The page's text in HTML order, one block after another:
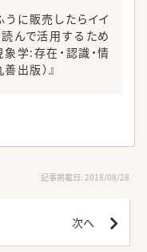
に販売したらイイ
読んで活用するため
象学:存在・認識・情
出版）』
記事掲載日: 2018/08/28
次へ